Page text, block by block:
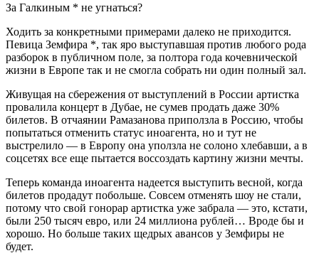
За Галкиным * не угнаться?
Ходить за конкретными примерами далеко не приходится.
Певица Земфира *, так яро выступавшая против любого рода
разборок в публичном поле, за полтора года кочевнической
жизни в Европе так и не смогла собрать ни один полный зал.
Живущая на сбережения от выступлений в России артистка
провалила концерт в Дубае, не сумев продать даже 30%
билетов. В отчаянии Рамазанова приползла в Россию, чтобы
попытаться отменить статус иноагента, но и тут не
выстрелило — в Европу она уползла не солоно хлебавши, а в
соцсетях все еще пытается воссоздать картину жизни мечты.
Теперь команда иноагента надеется выступить весной, когда
билетов продадут побольше. Совсем отменять шоу не стали,
потому что свой гонорар артистка уже забрала — это, кстати,
были 250 тысяч евро, или 24 миллиона рублей… Вроде бы и
хорошо. Но больше таких щедрых авансов у Земфиры не
будет.